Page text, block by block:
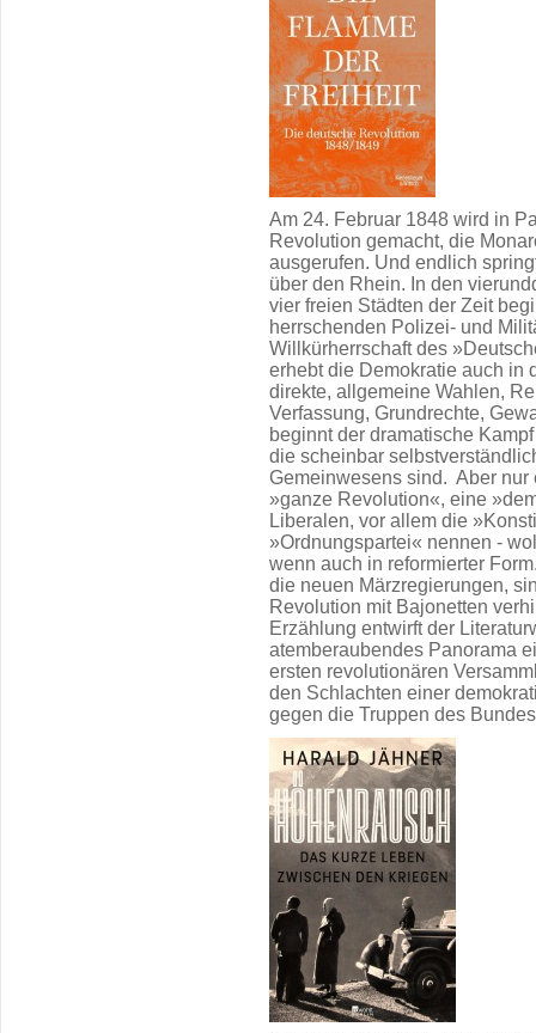
Am 24. Februar 1848 wird in
Revolution gemacht, die
ausgerufen. Und endlich
über den Rhein. In den
vier freien Städten der Zeit
herrschenden Polizei- und
Willkürherrschaft des
erhebt die Demokratie auch in
direkte, allgemeine Wahlen,
Verfassung, Grundrechte,
beginnt der dramatische
die scheinbar
Gemeinwesens sind. Aber
»ganze Revolution«, eine
Liberalen, vor allem die
»Ordnungspartei« nennen -
wenn auch in reformierter
die neuen Märzregierungen,
Revolution mit Bajonetten
Erzählung entwirft der
atemberaubendes Panorama
ersten revolutionären
den Schlachten einer
gegen die Truppen des